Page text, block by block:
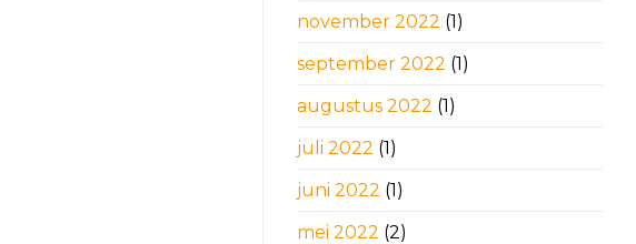
november 2022 (1)
september 2022 (1)
augustus 2022 (1)
juli 2022 (1)
juni 2022 (1)
mei 2022 (2)